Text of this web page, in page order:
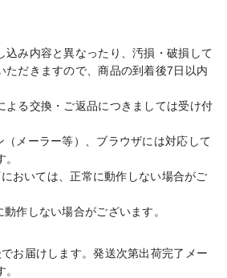
込み内容と異なったり、汚損・破損して
ただきますので、商品の到着後7日以内
よる交換・ご返品につきましては受け付
メーラー等）、ブラウザには対応して
おいては、正常に動作しない場合がご
作しない場合がございます。
お届けします。発送次第出荷完了メー